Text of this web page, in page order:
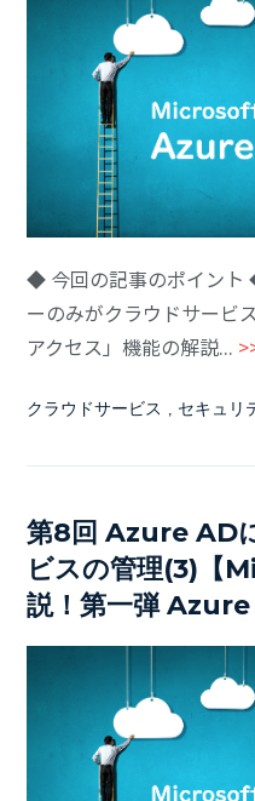
◆ 今回の記事のポイント
ーのみがクラウドサービ
アクセス」機能の解説...
クラウドサービス , セキュリ
第8回 Azure AD
ビスの管理(3)【
説！第一弾 Azure